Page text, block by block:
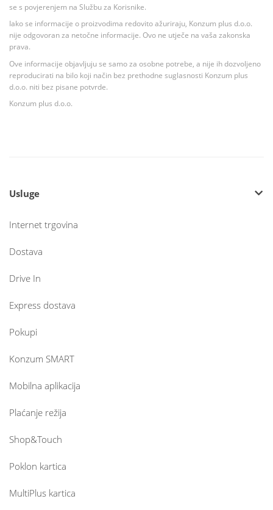
se s povjerenjem na Službu za Korisnike.
Iako se informacije o proizvodima redovito ažuriraju, Konzum plus d.o.o.
nije odgovoran za netočne informacije. Ovo ne utječe na vaša zakonska
prava.
Ove informacije objavljuju se samo za osobne potrebe, a nije ih dozvoljeno
reproducirati na bilo koji način bez prethodne suglasnosti Konzum plus
d.o.o. niti bez pisane potvrde.
Konzum plus d.o.o.
Usluge
Internet trgovina
Dostava
Drive In
Express dostava
Pokupi
Konzum SMART
Mobilna aplikacija
Plaćanje režija
Shop&Touch
Poklon kartica
MultiPlus kartica